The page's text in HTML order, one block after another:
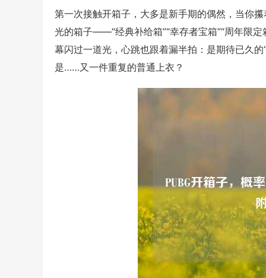
第一次接触开箱子，大多是新手期的偶然，当你
光的箱子——“经典补给箱”“幸存者宝箱”“周年限
幕闪过一道光，心跳也跟着漏半拍：是期待已久
是……又一件重复的普通上衣？